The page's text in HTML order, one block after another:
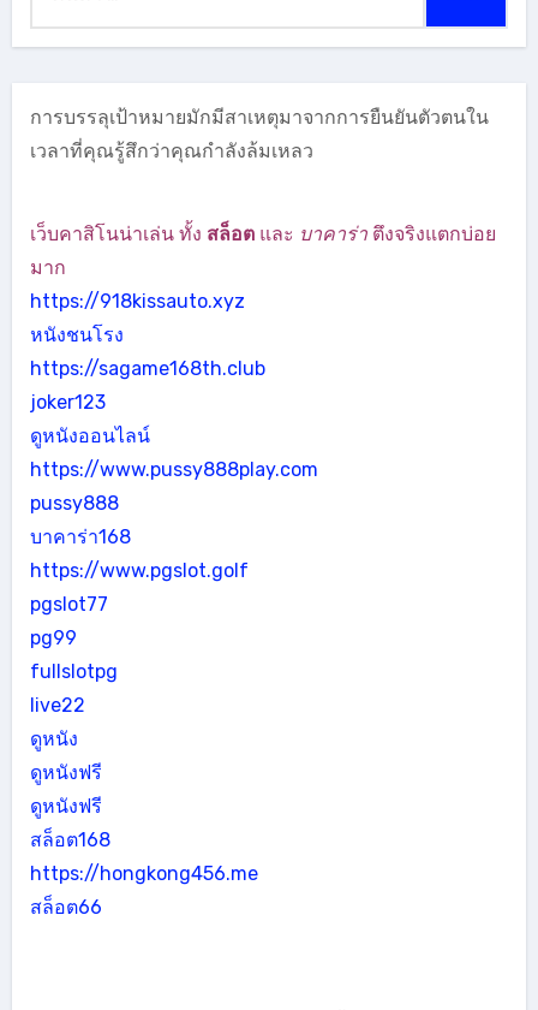
สำหรับ:
การบรรลุเป้าหมายมักมีสาเหตุมาจากการยืนยันตัวตนใน
เวลาที่คุณรู้สึกว่าคุณกำลังล้มเหลว
เว็บคาสิโนน่าเล่น ทั้ง สล็อตและ บาคาร่าตึงจริงแตกบ่อย
มาก
https://918kissauto.xyz
หนังชนโรง
https://sagame168th.club
joker123
ดูหนังออนไลน์
https://www.pussy888play.com
pussy888
บาคาร่า168
https://www.pgslot.golf
pgslot77
pg99
fullslotpg
live22
ดูหนัง
ดูหนังฟรี
ดูหนังฟรี
สล็อต168
https://hongkong456.me
สล็อต66